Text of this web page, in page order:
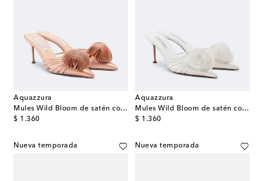
Aquazzura
Mules Wild Bloom de satén con aplique floral
$ 1.360
original price
Aquazzura
Mules Wild Bloom de satén con aplique floral
$ 1.360
original price
Nueva temporada Nueva temporada